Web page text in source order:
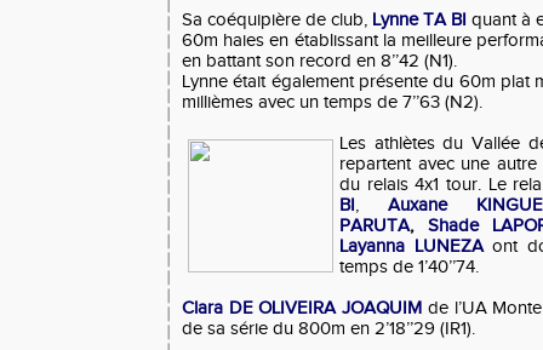
Sa coéquipière de club, Lynne TA BI quant à
60m haies en établissant la meilleure
en battant son record en 8’’42 (N1).
Lynne était également présente du 60m plat
millièmes avec un temps de 7’’63 (N2).
Les athlètes du Vallée
repartent avec une
du relais 4x1 tour. Le
BI, Auxane KINGUE
PARUTA,
Shade
Layanna LUNEZAont
temps de 1’40’’74.
Clara DE OLIVEIRA JOAQUIM de l’UA
de sa série du 800m en 2’18’’29 (IR1).